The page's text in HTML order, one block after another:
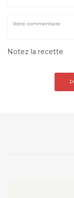
Notez la recette